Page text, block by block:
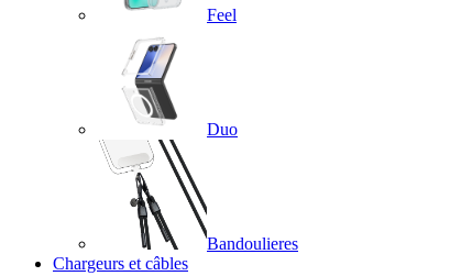
Feel
Duo
Bandoulieres
Chargeurs et câbles